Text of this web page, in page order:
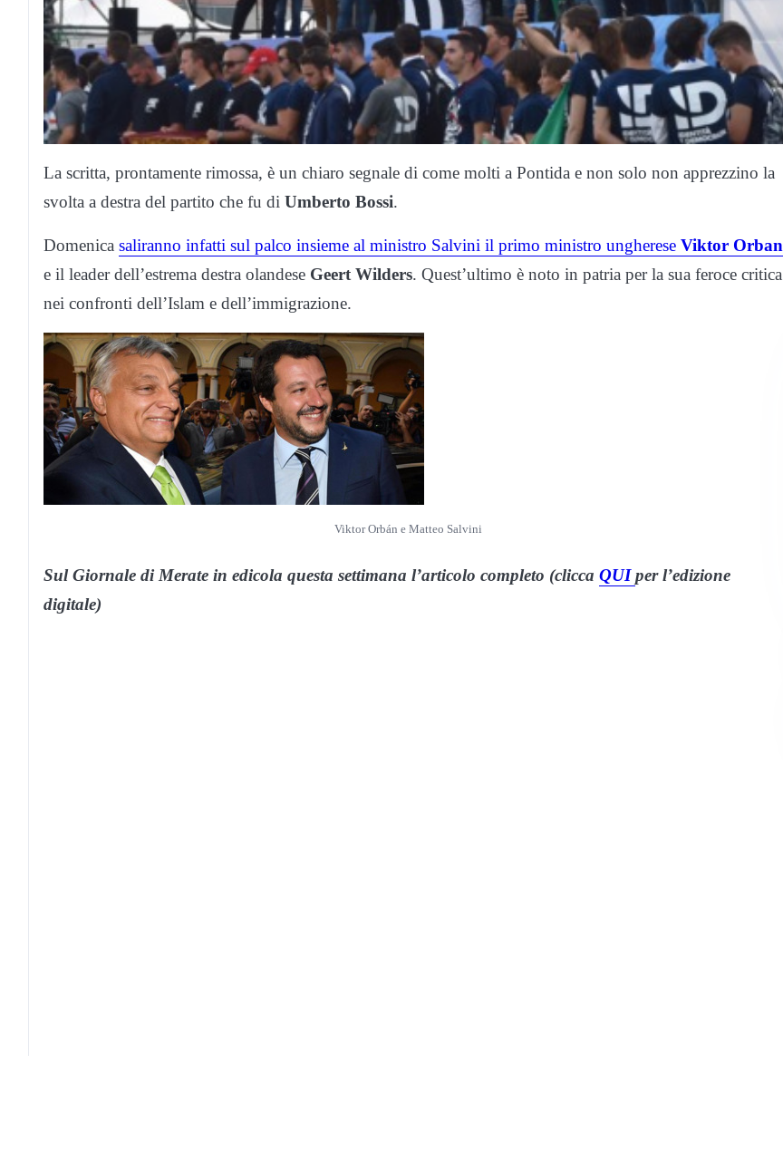
La scritta, prontamente rimossa, è un chiaro segnale di come molti a Pontida e non solo non apprezzino la
svolta a destra del partito che fu di Umberto Bossi.
Domenica saliranno infatti sul palco insieme al ministro Salvini il primo ministro ungherese Viktor Orban
e il leader dell’estrema destra olandese Geert Wilders. Quest’ultimo è noto in patria per la sua feroce critica
nei confronti dell’Islam e dell’immigrazione.
Viktor Orbán e Matteo Salvini
Sul Giornale di Merate in edicola questa settimana l’articolo completo (clicca QUIper l’edizione
digitale)